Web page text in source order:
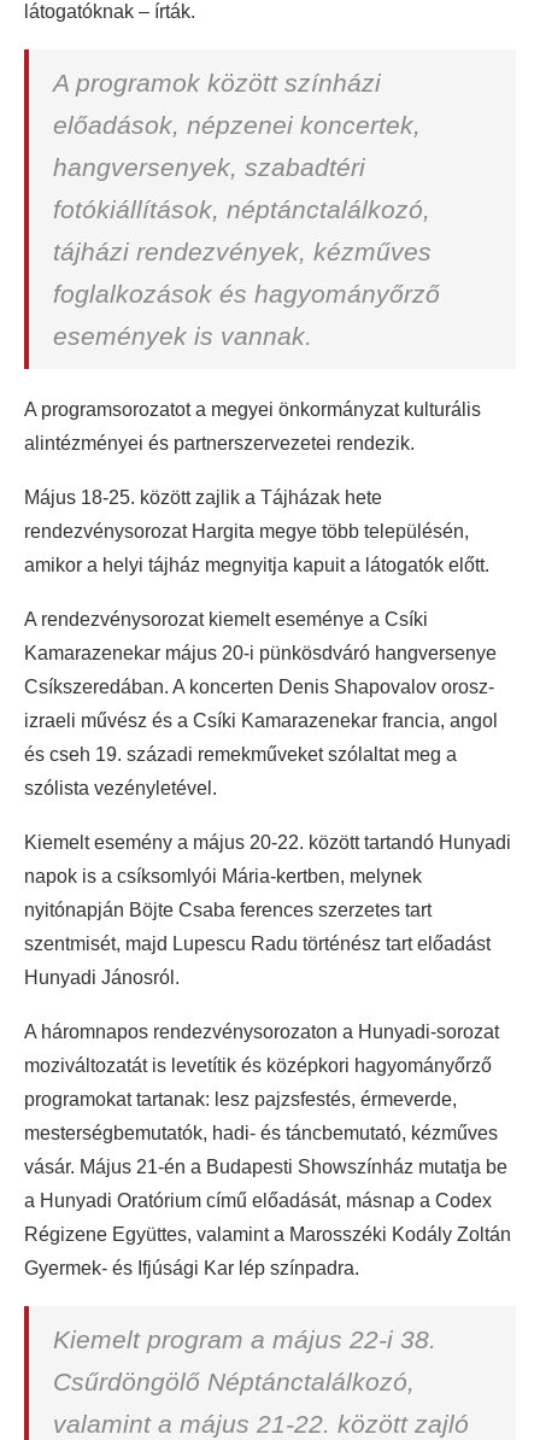
látogatóknak – írták.
A programok között színházi
előadások, népzenei koncertek,
hangversenyek, szabadtéri
fotókiállítások, néptánctalálkozó,
tájházi rendezvények, kézműves
foglalkozások és hagyományőrző
események is vannak.
A programsorozatot a megyei önkormányzat kulturális
alintézményei és partnerszervezetei rendezik.
Május 18-25. között zajlik a Tájházak hete
rendezvénysorozat Hargita megye több településén,
amikor a helyi tájház megnyitja kapuit a látogatók előtt.
A rendezvénysorozat kiemelt eseménye a Csíki
Kamarazenekar május 20-i pünkösdváró hangversenye
Csíkszeredában. A koncerten Denis Shapovalov orosz-
izraeli művész és a Csíki Kamarazenekar francia, angol
és cseh 19. századi remekműveket szólaltat meg a
szólista vezényletével.
Kiemelt esemény a május 20-22. között tartandó Hunyadi
napok is a csíksomlyói Mária-kertben, melynek
nyitónapján Böjte Csaba ferences szerzetes tart
szentmisét, majd Lupescu Radu történész tart előadást
Hunyadi Jánosról.
A háromnapos rendezvénysorozaton a Hunyadi-sorozat
moziváltozatát is levetítik és középkori hagyományőrző
programokat tartanak: lesz pajzsfestés, érmeverde,
mesterségbemutatók, hadi- és táncbemutató, kézműves
vásár. Május 21-én a Budapesti Showszínház mutatja be
a Hunyadi Oratórium című előadását, másnap a Codex
Régizene Együttes, valamint a Marosszéki Kodály Zoltán
Gyermek- és Ifjúsági Kar lép színpadra.
Kiemelt program a május 22-i 38.
Csűrdöngölő Néptánctalálkozó,
valamint a május 21-22. között zajló